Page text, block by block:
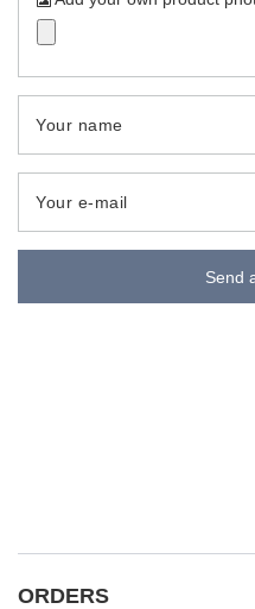
Your name
Your e-mail
Send
ORDERS